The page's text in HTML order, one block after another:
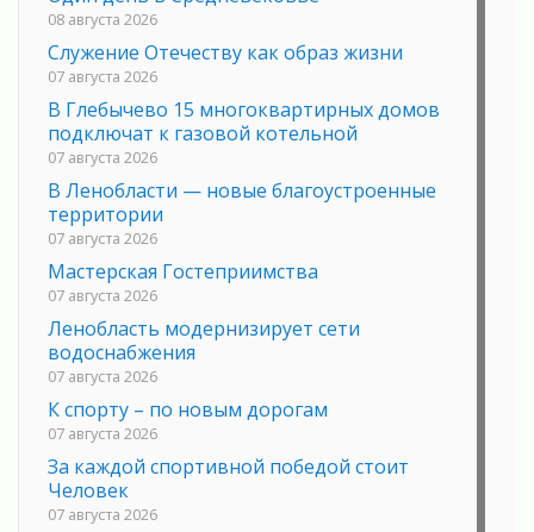
08 августа 2026
Служение Отечеству как образ жизни
07 августа 2026
В Глебычево 15 многоквартирных домов
подключат к газовой котельной
07 августа 2026
В Ленобласти — новые благоустроенные
территории
07 августа 2026
Мастерская Гостеприимства
07 августа 2026
Ленобласть модернизирует сети
водоснабжения
07 августа 2026
К спорту – по новым дорогам
07 августа 2026
За каждой спортивной победой стоит
Человек
07 августа 2026